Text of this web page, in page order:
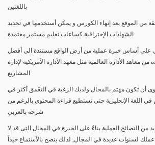
باللغتين
من الموقع بعد إنهاء الكورس و يمكن أستخدمها في تجديد
الشهادات الإحترافية كساعات تعليم مستمر معتمدة
على أساس خبرة عملية من أرض الواقع مستندة الى أفضل
معاهد الأدارة العالمية مثل معهد الأدارة الأمريكية لإدارة
المشاريع
أن تكون مهتم بالمجال ولديك الرغبة في التعّمق أكثر في
اللغة الإنجليزية حتى تستطيع قراءة المحتوى بالرغم من
شرحه بالعربي
من النصائح العملية بناءً على الخبرة في المجال التى قد لا
لسنوات عديدة في المجال, لذلك ينصح بالأستماع جيداً